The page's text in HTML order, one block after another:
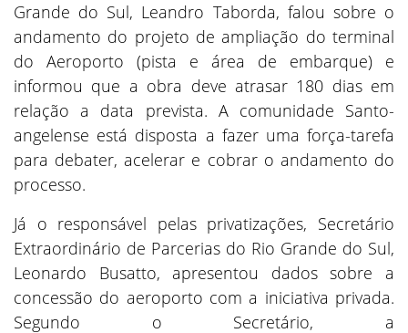
Grande do Sul, Leandro Taborda, falou sobre o
andamento do projeto de ampliação do terminal
do Aeroporto (pista e área de embarque) e
informou que a obra deve atrasar 180 dias em
relação a data prevista. A comunidade Santo-
angelense está disposta a fazer uma força-tarefa
para debater, acelerar e cobrar o andamento do
processo.
Já o responsável pelas privatizações, Secretário
Extraordinário de Parcerias do Rio Grande do Sul,
Leonardo Busatto, apresentou dados sobre a
concessão do aeroporto com a iniciativa privada.
Segundo o Secretário, a